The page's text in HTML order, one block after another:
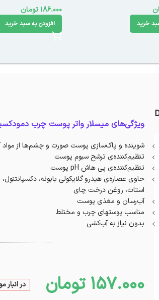
خرید
186.000 تومان
افزودن به سبد خرید
ویژگی‌های میسلار واتر پوست چرب
شوینده و پاک‌سازی پوست صورت و چشم‌ها از مواد
تنظیم‌کننده‌ی ترشح سبوم پوست
تنظیم‌‌کننده‌ی پی هاش pH پوست
حاوی عصاره‌ی هیدرو گلایکولی بابونه، دکسپانتنول،
استات، روغن درخت چای
آب‌رسان و مغذی پوست
مناسب پوستهای چرب و مختلط
بدون نیاز به آب‌کشی
157.000 تومان در